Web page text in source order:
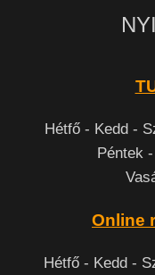
Hétfő - Kedd -
Péntek
Online
Hétfő - Kedd -